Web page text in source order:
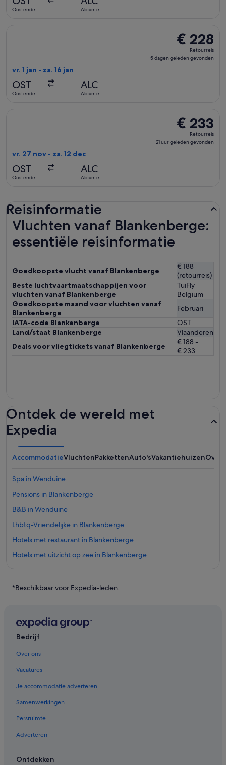
Oostende Alicante
€ 228
Retourreis,
5
€ 228
Retourreis
5 dagen geleden gevonden
vr. 1 jan - za. 16 jan
OST
Oostende
ALC
Alicante
€ 233
Retourreis,
21
€ 233
Retourreis
21 uur geleden gevonden
vr. 27 nov - za. 12 dec
OST
Oostende
ALC
Alicante
Reisinformatie
Vluchten vanaf Blankenberge:
essentiële reisinformatie
Goedkoopste vlucht vanaf Blankenberge
€ 188
(retourreis)
Beste luchtvaartmaatschappijen voor
vluchten vanaf Blankenberge
TuiFly
Belgium
Goedkoopste maand voor vluchten vanaf
Blankenberge
Februari
IATA-code Blankenberge
OST
Land/staat Blankenberge
Vlaanderen
Deals voor vliegtickets vanaf Blankenberge
€ 188 -
€ 233
Ontdek de wereld met
Expedia
AccommodatieVluchtenPakkettenAuto'sVakantiehuizen
Spa in Wenduine
Pensions in Blankenberge
B&B in Wenduine
Lhbtq-Vriendelijke in Blankenberge
Hotels met restaurant in Blankenberge
Hotels met uitzicht op zee in Blankenberge
Familie in Blankenberge
Independent-Hotels in Blankenberge
Hotels in de buurt van Pier van Blankenberge
Appartementen in Blankenberge
Pensions in Wenduine
Hotels in Wenduine
*Beschikbaar voor Expedia-leden.
Bedrijf
Over ons
Vacatures
Je accommodatie adverteren
Samenwerkingen
Persruimte
Adverteren
Ontdekken